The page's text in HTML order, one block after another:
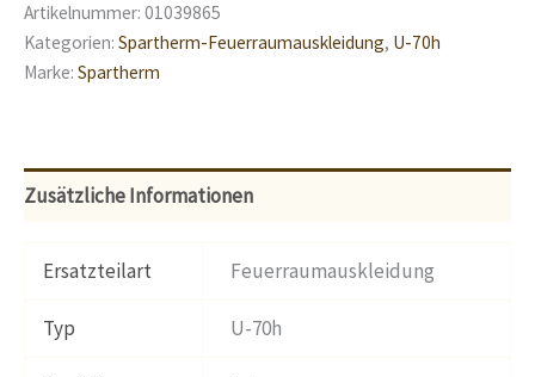
Artikelnummer: 01039865
Kategorien: Spartherm-Feuerraumauskleidung, U-70h
Marke: Spartherm
Zusätzliche Informationen
Ersatzteilart Feuerraumauskleidung
Typ U-70h